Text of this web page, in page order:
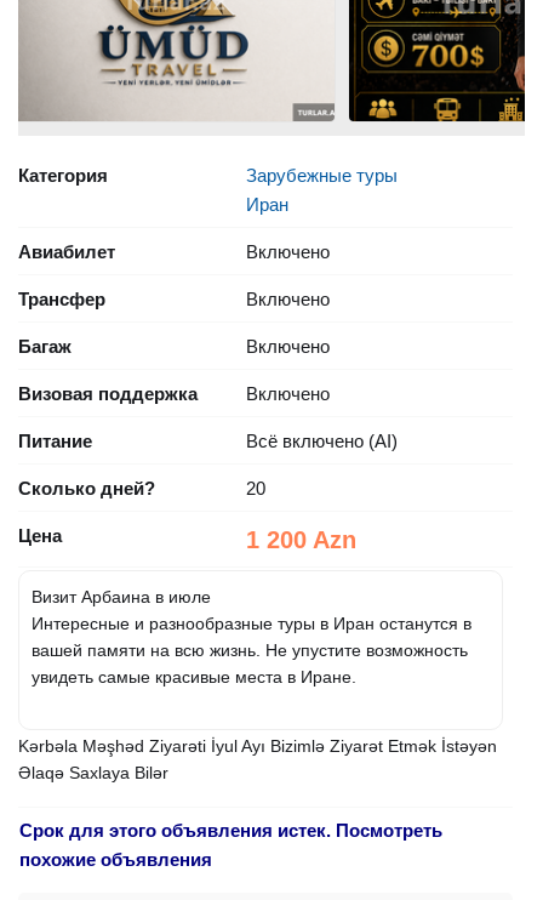
Категория
Зарубежные туры
Иран
Авиабилет Включено
Трансфер Включено
Багаж Включено
Визовая поддержка Включено
Питание Всё включено (AI)
Сколько дней? 20
Цена 1 200 Azn
Визит Арбаина в июле
Интересные и разнообразные туры в Иран останутся в
вашей памяти на всю жизнь. Не упустите возможность
увидеть самые красивые места в Иране.
Kərbəla Məşhəd Ziyarəti İyul Ayı Bizimlə Ziyarət Etmək İstəyən
Əlaqə Saxlaya Bilər
Срок для этого объявления истек. Посмотреть
похожие объявления